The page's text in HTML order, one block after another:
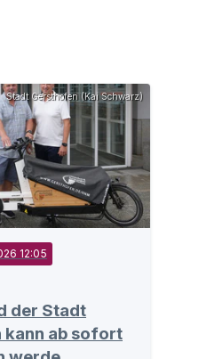
Stadt Gersthofen (Kai Schwarz)
12:05
der Stadt
kann ab sofort